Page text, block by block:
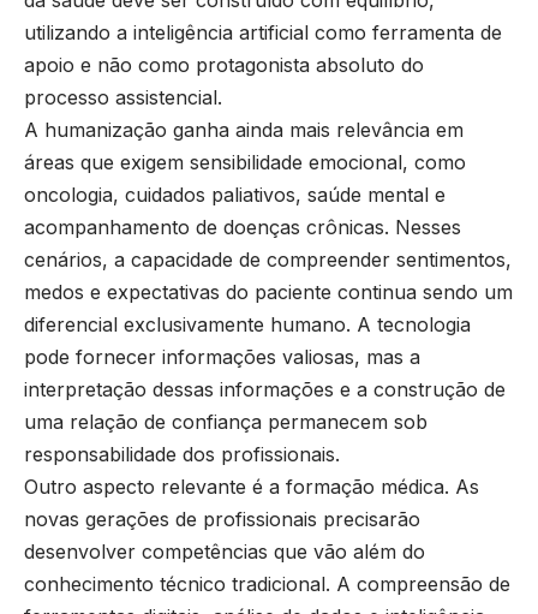
utilizando a inteligência artificial como ferramenta de
apoio e não como protagonista absoluto do
processo assistencial.
A humanização ganha ainda mais relevância em
áreas que exigem sensibilidade emocional, como
oncologia, cuidados paliativos, saúde mental e
acompanhamento de doenças crônicas. Nesses
cenários, a capacidade de compreender sentimentos,
medos e expectativas do paciente continua sendo um
diferencial exclusivamente humano. A tecnologia
pode fornecer informações valiosas, mas a
interpretação dessas informações e a construção de
uma relação de confiança permanecem sob
responsabilidade dos profissionais.
Outro aspecto relevante é a formação médica. As
novas gerações de profissionais precisarão
desenvolver competências que vão além do
conhecimento técnico tradicional. A compreensão de